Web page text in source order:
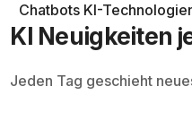
Chatbots KI-
KI Neuigkeiten
Jeden Tag geschieht